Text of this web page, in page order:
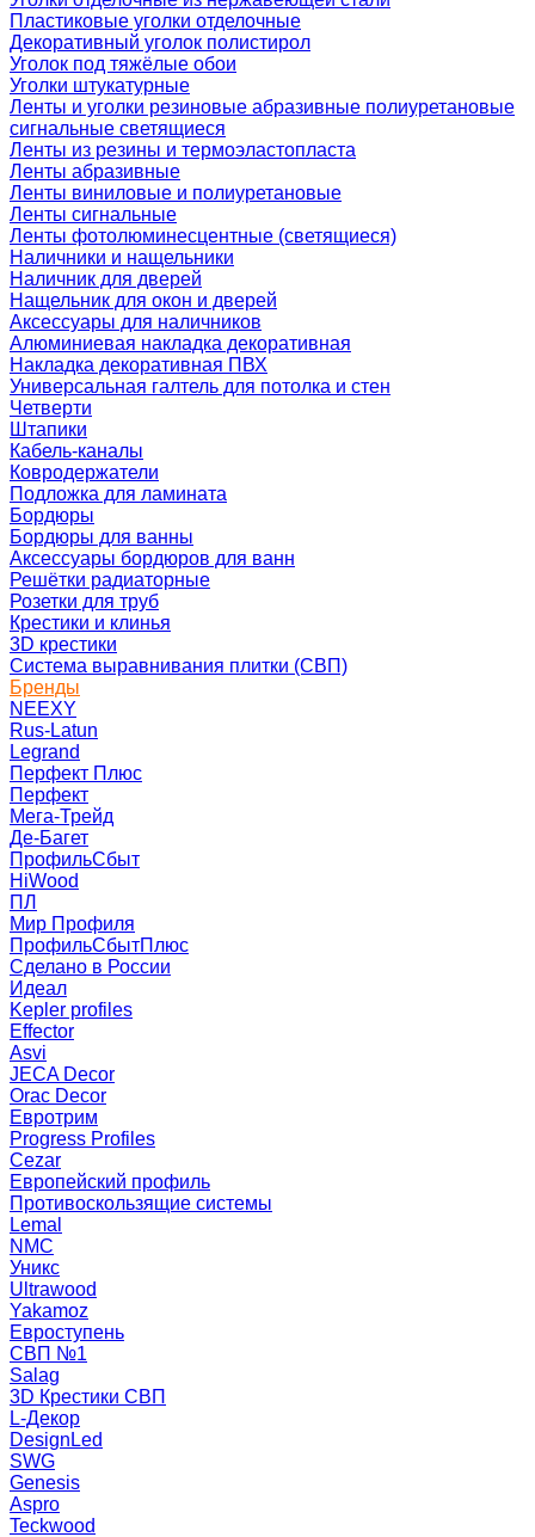
Пластиковые уголки отделочные
Декоративный уголок полистирол
Уголок под тяжёлые обои
Уголки штукатурные
Ленты и уголки резиновые абразивные полиуретановые
сигнальные светящиеся
Ленты из резины и термоэластопласта
Ленты абразивные
Ленты виниловые и полиуретановые
Ленты сигнальные
Ленты фотолюминесцентные (светящиеся)
Наличники и нащельники
Наличник для дверей
Нащельник для окон и дверей
Аксессуары для наличников
Алюминиевая накладка декоративная
Накладка декоративная ПВХ
Универсальная галтель для потолка и стен
Четверти
Штапики
Кабель-каналы
Ковродержатели
Подложка для ламината
Бордюры
Бордюры для ванны
Аксессуары бордюров для ванн
Решётки радиаторные
Розетки для труб
Крестики и клинья
3D крестики
Система выравнивания плитки (СВП)
Бренды
NEEXY
Rus-Latun
Legrand
Перфект Плюс
Перфект
Мега-Трейд
Де-Багет
ПрофильСбыт
HiWood
ПЛ
Мир Профиля
ПрофильСбытПлюс
Сделано в России
Идеал
Kepler profiles
Effector
Asvi
JECA Decor
Orac Decor
Евротрим
Progress Profiles
Cezar
Европейский профиль
Противоскользящие системы
Lemal
NMC
Уникс
Ultrawood
Yakamoz
Евроступень
СВП №1
Salag
3D Крестики СВП
L-Декор
DesignLed
SWG
Genesis
Aspro
Teckwood